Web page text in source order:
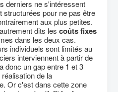
derniers ne s'intéressent
structurées pour ne pas être
aux plus petites.
dits les coûts fixes
dans les deux cas.
individuels sont limités au
interviennent à partir de
donc un gap entre 1 et 3
de la
Or c'est dans cette zone